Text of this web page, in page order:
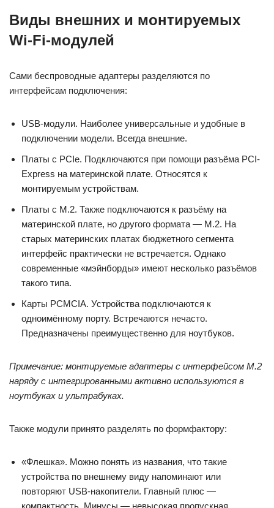
Виды внешних и монтируемых
Wi-Fi-модулей
Сами беспроводные адаптеры разделяются по
интерфейсам подключения:
USB-модули. Наиболее универсальные и удобные в
подключении модели. Всегда внешние.
Платы с PCIe. Подключаются при помощи разъёма PCI-
Express на материнской плате. Относятся к
монтируемым устройствам.
Платы с M.2. Также подключаются к разъёму на
материнской плате, но другого формата — M.2. На
старых материнских платах бюджетного сегмента
интерфейс практически не встречается. Однако
современные «мэйнборды» имеют несколько разъёмов
такого типа.
Карты PCMCIA. Устройства подключаются к
одноимённому порту. Встречаются нечасто.
Предназначены преимущественно для ноутбуков.
Примечание: монтируемые адаптеры с интерфейсом M.2
наряду с интегрированными активно используются в
ноутбуках и ультрабуках.
Также модули принято разделять по формфактору:
«Флешка». Можно понять из названия, что такие
устройства по внешнему виду напоминают или
повторяют USB-накопители. Главный плюс —
компактность. Минусы — невысокая пропускная